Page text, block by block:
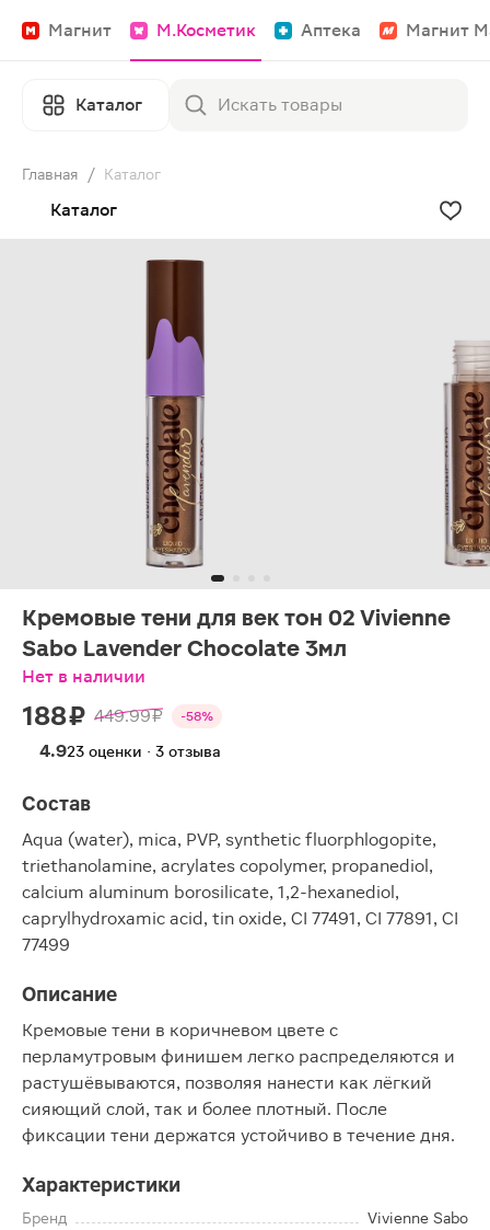
Магнит М.Косметик Аптека Магнит
Каталог
Главная / Каталог
Каталог
Кремовые тени для век тон 02 Vivienne
Sabo Lavender Chocolate 3мл
Нет в наличии
188 ₽ 449.99 ₽ -58%
4.923 оценки · 3 отзыва
Состав
Aqua (water), mica, PVP, synthetic fluorphlogopite,
triethanolamine, acrylates copolymer, propanediol,
calcium aluminum borosilicate, 1,2-hexanediol,
caprylhydroxamic acid, tin oxide, CI 77491, CI 77891, CI
77499
Описание
Кремовые тени в коричневом цвете с
перламутровым финишем легко распределяются и
растушёвываются, позволяя нанести как лёгкий
сияющий слой, так и более плотный. После
фиксации тени держатся устойчиво в течение дня.
Характеристики
Бренд
Vivienne Sabo